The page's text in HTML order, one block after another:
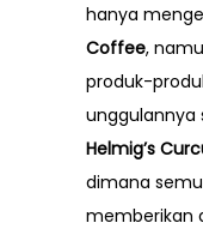
hanya
Coffee,
produk-
Helmig’s
dimana
memberikan